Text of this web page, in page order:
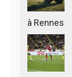
à Rennes